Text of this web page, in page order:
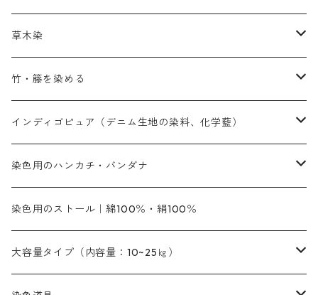
橙色系
青色系
紫色系
緑色系
茶色系
橙色系
緑色系
茶色系
補助薬品
赤色
茶色｜20g入りのみ公開
灰色｜20g入りのみ公開
染色に必要な薬品
アルカリ剤
補助薬品
捺染に必要な材料
捺染糊
内容量：100g
内容量：500g
バィンダー（定着剤）
増粘剤
黄色系
エロ―M3G｜定番の色合い
エロー ＭＧＲ｜明るい緑みの黄色
オレンジ系
オレンヂMG｜黄みの橙色
オレンヂMGD（定番の色合い）
赤色系
レットMFB｜赤色（定番の色合い）
レットMG｜黄みの朱色
青色系
ネビーブルーMB（定番の色合い）
赤色系
本洋紅
代用朱黄色口
黄色系
ファストエロ―10GN（鮮やかな黄色）
ファストエロ―5GN（黄色）
青色系
NSBAブルー
群青
白色｜胡粉
黒色｜在庫処分特価
緑色｜在庫処分特価
草木染
植物染料
人気のおすすめ植物染料
インド茜・西洋茜の個別販売
濃染処理剤｜ソルバックスPS－900
媒染剤
アルミ媒染剤
鉄媒染剤
ソーダ灰｜アルカリ性のPH調整剤
藍染
ぶどう糖
竹・籐を染める
人気のおすすめ竹・藤を染める染料
塩基性染料（混色可能）
ビスマークブロンB｜赤茶色
塩基性エロ―｜液体タイプ
オリジナル染料｜スス竹色｜ミキセットファストブロンGR
インディゴピュア（デニム生地の染料、化学藍）
初心者向けお試しセット販売
インディゴピュア
アルカリ剤
染色用のハンカチ・バンダナ
45cm×45cm（ハンカチ）｜端の始末も綿糸｜タグなし
54cm×54cm（バンダナ）｜端の始末も綿糸｜タグなし
染色用のストール｜綿100％・絹100％
大容量タイプ（内容量：10~25㎏）